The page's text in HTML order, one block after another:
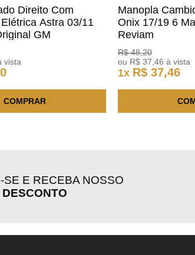
Direito Com
Astra 03/11
GM
vista
COMPRAR
Manopla
Onix 17/19 6
Reviam
R$ 48,20
ou R$ 37 ,46 à vista
1x R$ 37,46
SE E RECEBA NOSSO